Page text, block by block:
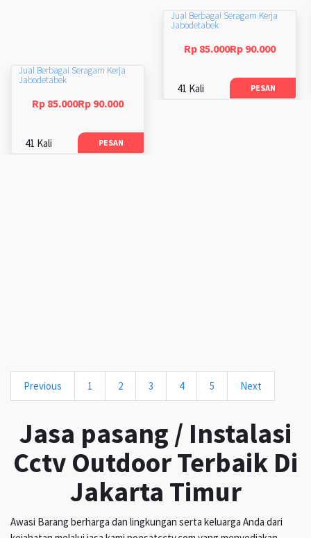
Jual Berbagai Seragam Kerja
Jabodetabek
Rp 85.000Rp 90.000
41 Kali PESAN
Jual Berbagai Seragam Kerja
Jabodetabek
Rp 85.000Rp 90.000
41 Kali PESAN
Previous 1 2 3 4 5 Next
Jasa pasang / Instalasi
Cctv Outdoor Terbaik Di
Jakarta Timur
Awasi Barang berharga dan lingkungan serta keluarga Anda dari